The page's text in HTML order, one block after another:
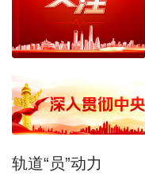
轨道“员”动力